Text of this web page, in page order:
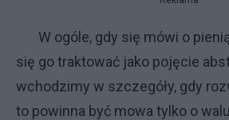
W ogóle, gdy się mówi o
się go traktować jako pojęcie
wchodzimy w szczegóły, gdy
to powinna być mowa tylko o